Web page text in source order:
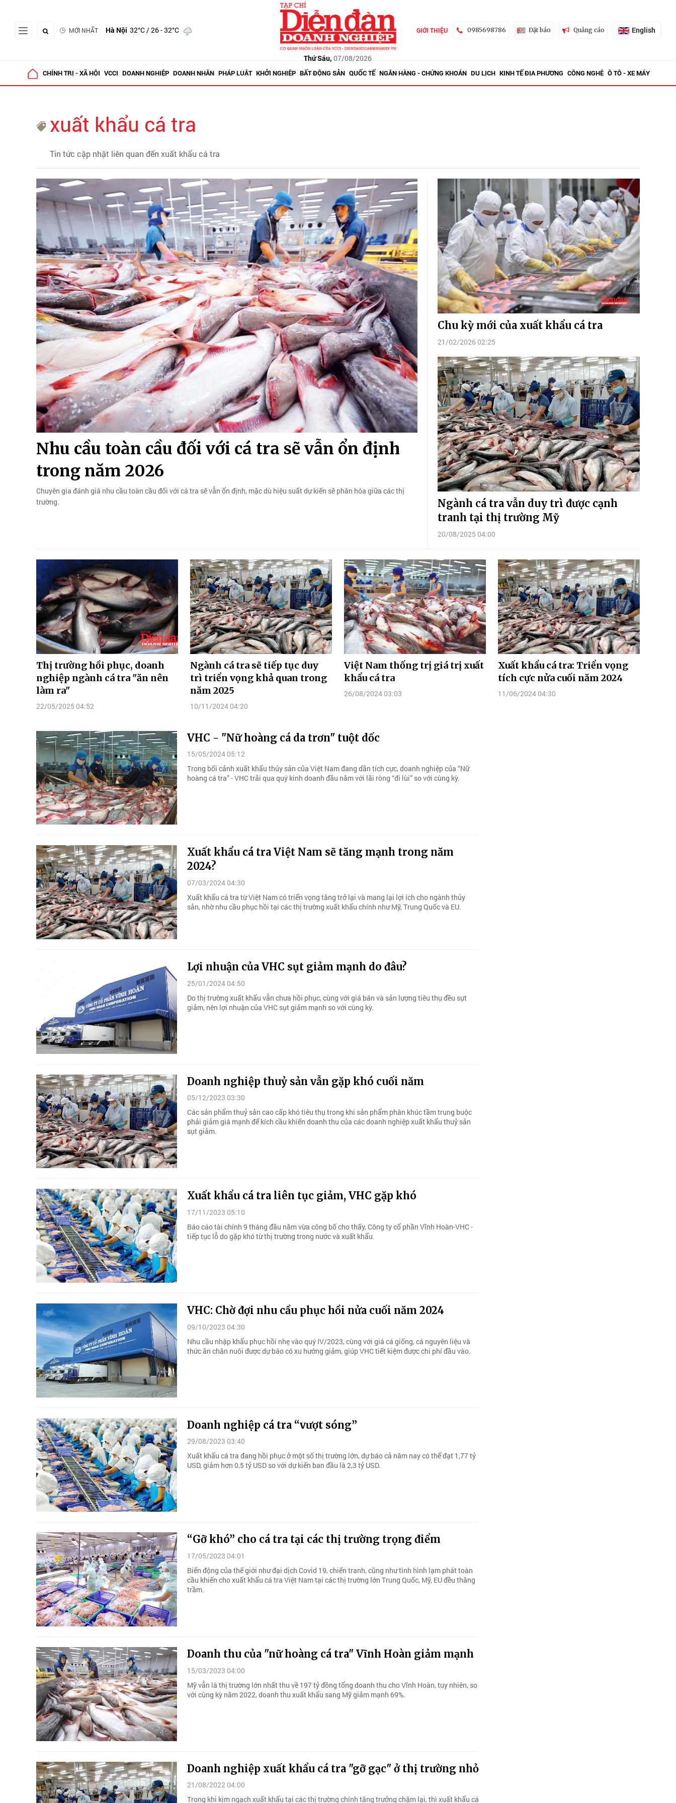
MỚI NHẤT Hà Nội 32°C/ 26 - 32°C
Thứ Sáu, 07/08/2026
GIỚI THIỆU 0985698786 Đặt báo Quảng cáo English
CHÍNH TRỊ - XÃ HỘI VCCI DOANH NGHIỆP DOANH NHÂN PHÁP LUẬT KHỞI NGHIỆP BẤT ĐỘNG SẢN QUỐC TẾ NGÂN HÀNG - CHỨNG KHOÁN DU LỊCH KINH TẾ ĐỊA PHƯƠNG CÔNG NGHỆ Ô TÔ - XE MÁY
xuất khẩu cá tra
Tin tức cập nhật liên quan đến xuất khẩu cá tra
Nhu cầu toàn cầu đối với cá tra sẽ vẫn ổn định
trong năm 2026
Chuyên gia đánh giá nhu cầu toàn cầu đối với cá tra sẽ vẫn ổn định, mặc dù hiệu suất dự kiến sẽ phân hóa giữa các thị
trường.
Chu kỳ mới của xuất khẩu cá tra
21/02/2026 02:25
Ngành cá tra vẫn duy trì được cạnh
tranh tại thị trường Mỹ
20/08/2025 04:00
Thị trường hồi phục, doanh
nghiệp ngành cá tra "ăn nên
làm ra"
22/05/2025 04:52
Ngành cá tra sẽ tiếp tục duy
trì triển vọng khả quan trong
năm 2025
10/11/2024 04:20
Việt Nam thống trị giá trị xuất
khẩu cá tra
26/08/2024 03:03
Xuất khẩu cá tra: Triển vọng
tích cực nửa cuối năm 2024
11/06/2024 04:30
VHC - "Nữ hoàng cá da trơn" tuột dốc
15/05/2024 05:12
Trong bối cảnh xuất khẩu thủy sản của Việt Nam đang dần tích cực, doanh nghiệp của “Nữ
hoàng cá tra” - VHC trải qua quý kinh doanh đầu năm với lãi ròng “đi lùi” so với cùng kỳ.
Xuất khẩu cá tra Việt Nam sẽ tăng mạnh trong năm
2024?
07/03/2024 04:30
Xuất khẩu cá tra từ Việt Nam có triển vọng tăng trở lại và mang lại lợi ích cho ngành thủy
sản, nhờ nhu cầu phục hồi tại các thị trường xuất khẩu chính như Mỹ, Trung Quốc và EU.
Lợi nhuận của VHC sụt giảm mạnh do đâu?
25/01/2024 04:50
Do thị trường xuất khẩu vẫn chưa hồi phục, cùng với giá bán và sản lượng tiêu thụ đều sụt
giảm, nên lợi nhuận của VHC sụt giảm mạnh so với cùng kỳ.
Doanh nghiệp thuỷ sản vẫn gặp khó cuối năm
05/12/2023 03:30
Các sản phẩm thuỷ sản cao cấp khó tiêu thụ trong khi sản phẩm phân khúc tầm trung buộc
phải giảm giá mạnh để kích cầu khiến doanh thu của các doanh nghiệp xuất khẩu thuỷ sản
sụt giảm.
Xuất khẩu cá tra liên tục giảm, VHC gặp khó
17/11/2023 05:10
Báo cáo tài chính 9 tháng đầu năm vừa công bố cho thấy, Công ty cổ phần Vĩnh Hoàn-VHC -
tiếp tục lỗ do gặp khó từ thị trường trong nước và xuất khẩu.
VHC: Chờ đợi nhu cầu phục hồi nửa cuối năm 2024
09/10/2023 04:30
Nhu cầu nhập khẩu phục hồi nhẹ vào quý IV/2023, cùng với giá cá giống, cá nguyên liệu và
thức ăn chăn nuôi được dự báo có xu hướng giảm, giúp VHC tiết kiệm được chi phí đầu vào.
Doanh nghiệp cá tra “vượt sóng”
29/08/2023 03:40
Xuất khẩu cá tra đang hồi phục ở một số thị trường lớn, dự báo cả năm nay có thể đạt 1,77 tỷ
USD, giảm hơn 0,5 tỷ USD so với dự kiến ban đầu là 2,3 tỷ USD.
“Gỡ khó” cho cá tra tại các thị trường trọng điểm
17/05/2023 04:01
Biến động của thế giới như đại dịch Covid 19, chiến tranh, cũng như tình hình lạm phát toàn
cầu khiến cho xuất khẩu cá tra Việt Nam tại các thị trường lớn Trung Quốc, Mỹ, EU đều thăng
trầm.
Doanh thu của "nữ hoàng cá tra" Vĩnh Hoàn giảm mạnh
15/03/2023 04:00
Mỹ vẫn là thị trường lớn nhất thu về 197 tỷ đồng tổng doanh thu cho Vĩnh Hoàn, tuy nhiên, so
với cùng kỳ năm 2022, doanh thu xuất khẩu sang Mỹ giảm mạnh 69%.
Doanh nghiệp xuất khẩu cá tra "gỡ gạc" ở thị trường nhỏ
21/08/2022 04:00
Trong khi kim ngạch xuất khẩu tại các thị trường chính tăng trưởng chậm lại, thì xuất khẩu cá